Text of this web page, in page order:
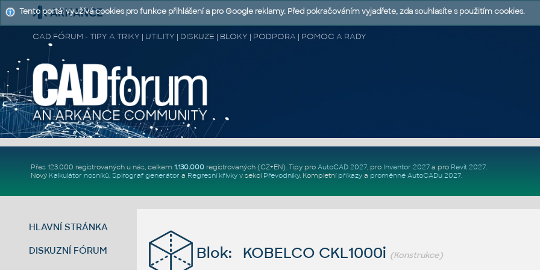
CAD FÓRUM - TIPY A TRIKY | UTILITY | DISKUZE | BLOKY | PODPORA | POMOC A RADY
Přes 123.000 registrovaných u nás, celkem 1.130.000registrovaných (CZ+EN). Tipy pro AutoCAD 2027, pro Inventor 2027a pro Revit 2027.
Nový Kalkulátor nosníků, Spirograf generátor a Regresní křivkyv sekci Převodníky. Kompletní příkazya proměnné AutoCADu 2027.
HLAVNÍ STRÁNKA
DISKUZNÍ FÓRUM Blok: KOBELCO CKL1000i (Konstrukce)
Tento portál využívá cookies pro funkce přihlášení a pro Google reklamy. Před pokračováním vyjadřete, zda souhlasíte s použitím cookies.